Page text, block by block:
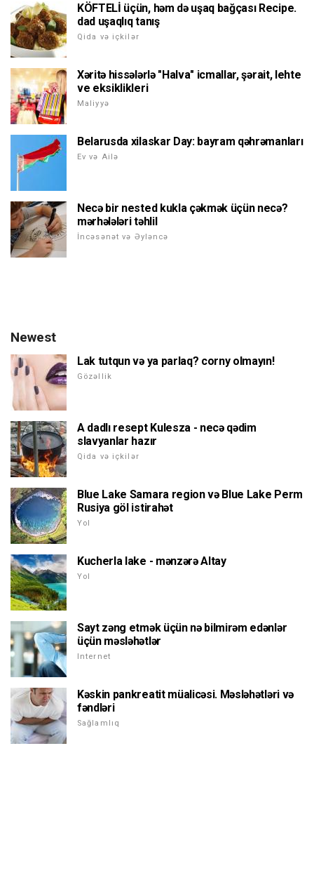
KÖFTELİ üçün, həm də uşaq bağçası Recipe.
dad uşaqlıq tanış
Qida və içkilər
Xəritə hissələrlə "Halva" icmallar, şərait, lehte
ve eksiklikleri
Maliyyə
Belarusda xilaskar Day: bayram qəhrəmanları
Ev və Ailə
Necə bir nested kukla çəkmək üçün necə?
mərhələləri təhlil
İncəsənət və Əyləncə
Newest
Lak tutqun və ya parlaq? corny olmayın!
Gözəllik
A dadlı resept Kulesza - necə qədim
slavyanlar hazır
Qida və içkilər
Blue Lake Samara region və Blue Lake Perm
Rusiya göl istirahət
Yol
Kucherla lake - mənzərə Altay
Yol
Sayt zəng etmək üçün nə bilmirəm edənlər
üçün məsləhətlər
Internet
Kəskin pankreatit müalicəsi. Məsləhətləri və
fəndləri
Sağlamlıq